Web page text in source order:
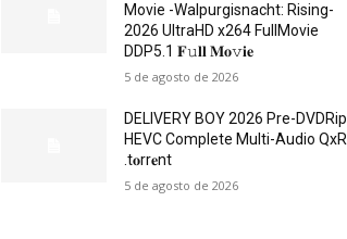
Movie -Walpurgisnacht: Rising-
2026 UltraHD x264 FullMovie
DDP5.1 𝐅𝚞𝐥𝐥 𝐌𝐨𝚟𝐢𝐞
5 de agosto de 2026
DELIVERY BOY 2026 Pre-DVDRip
HEVC Complete Multi-Audio QxR
.t𝐨rr𝐞nt
5 de agosto de 2026